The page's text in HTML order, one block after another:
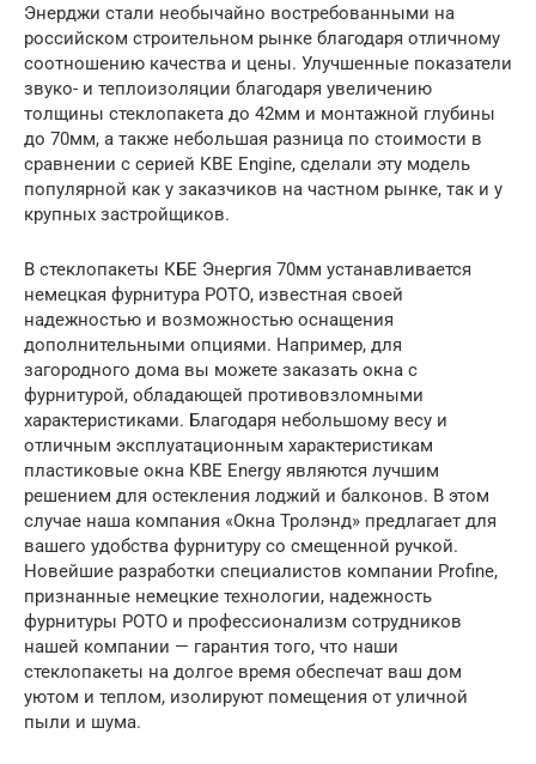
Энерджи стали необычайно востребованными на
российском строительном рынке благодаря отличному
соотношению качества и цены. Улучшенные показатели
звуко- и теплоизоляции благодаря увеличению
толщины стеклопакета до 42мм и монтажной глубины
до 70мм, а также небольшая разница по стоимости в
сравнении с серией КВЕ Engine, сделали эту модель
популярной как у заказчиков на частном рынке, так и у
крупных застройщиков.
В стеклопакеты КБЕ Энергия 70мм устанавливается
немецкая фурнитура РОТО, известная своей
надежностью и возможностью оснащения
дополнительными опциями. Например, для
загородного дома вы можете заказать окна с
фурнитурой, обладающей противовзломными
характеристиками. Благодаря небольшому весу и
отличным эксплуатационным характеристикам
пластиковые окна КВЕ Energy являются лучшим
решением для остекления лоджий и балконов. В этом
случае наша компания «Окна Тролэнд» предлагает для
вашего удобства фурнитуру со смещенной ручкой.
Новейшие разработки специалистов компании Profine,
признанные немецкие технологии, надежность
фурнитуры РОТО и профессионализм сотрудников
нашей компании — гарантия того, что наши
стеклопакеты на долгое время обеспечат ваш дом
уютом и теплом, изолируют помещения от уличной
пыли и шума.